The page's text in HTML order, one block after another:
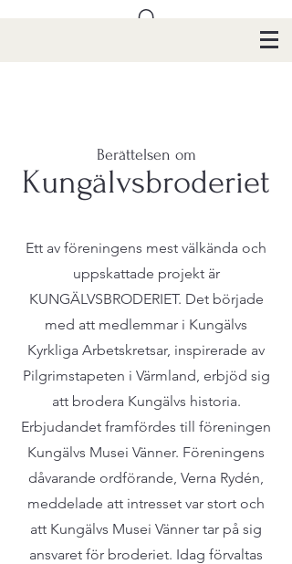
Berättelsen om
Kungälvsbroderiet
Ett av föreningens mest välkända och
uppskattade projekt är
KUNGÄLVSBRODERIET. Det började
med att medlemmar i Kungälvs
Kyrkliga Arbetskretsar, inspirerade av
Pilgrimstapeten i Värmland, erbjöd sig
att brodera Kungälvs historia.
Erbjudandet framfördes till föreningen
Kungälvs Musei Vänner. Föreningens
dåvarande ordförande, Verna Rydén,
meddelade att intresset var stort och
att Kungälvs Musei Vänner tar på sig
ansvaret för broderiet. Idag förvaltas